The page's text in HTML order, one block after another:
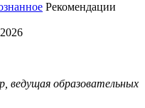
Рекомендации
ведущая образовательных